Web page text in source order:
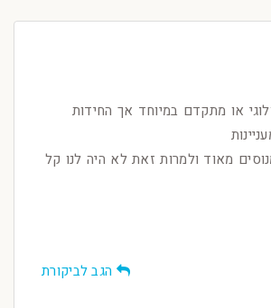
או מתקדם במיוחד אך החידות
מנוסים מאוד ולמרות זאת לא היה לנו קל
הגב לביקורת